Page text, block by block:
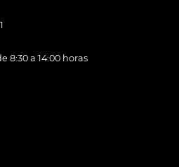
8:30 a 14:00 horas